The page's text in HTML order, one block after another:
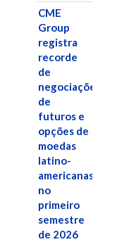
CME
Group
registra
recorde
de
negociações
de
futuros e
opções de
moedas
latino-
americanas
no
primeiro
semestre
de 2026